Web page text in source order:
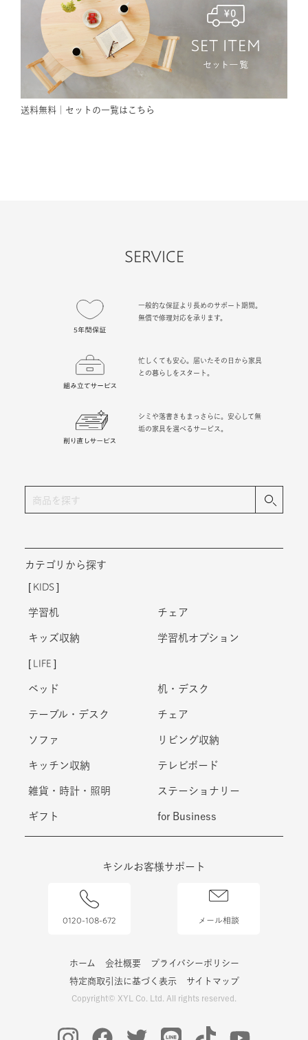
送料無料｜セットの一覧はこちら
SERVICE
一般的な保証より長めのサポート期間。
無償で修理対応を承ります。
忙しくても安心。届いたその日から家具
との暮らしをスタート。
シミや落書きもまっさらに。安心して無
垢の家具を選べるサービス。
カテゴリから探す
KIDS
学習机 チェア
キッズ収納 学習机オプション
LIFE
ベッド 机・デスク
テーブル・デスク チェア
ソファ リビング収納
キッチン収納 テレビボード
雑貨・時計・照明 ステーショナリー
ギフト for Business
キシルお客様サポート
0120-108-672 メール相談
ホーム 会社概要
プライバシーポリシー
特定商取引法に基づく表示
サイトマップ
Copyright© XYL Co. Ltd. All rights reserved.